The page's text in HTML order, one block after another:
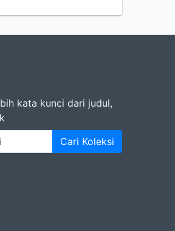
kata kunci dari judul,
Cari Koleksi